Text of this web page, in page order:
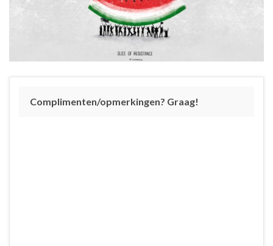
Complimenten/opmerkingen? Graag!